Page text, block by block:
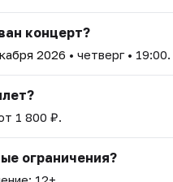
концерт?
2026 • четверг • 19:00.
1 800 ₽.
ограничения?